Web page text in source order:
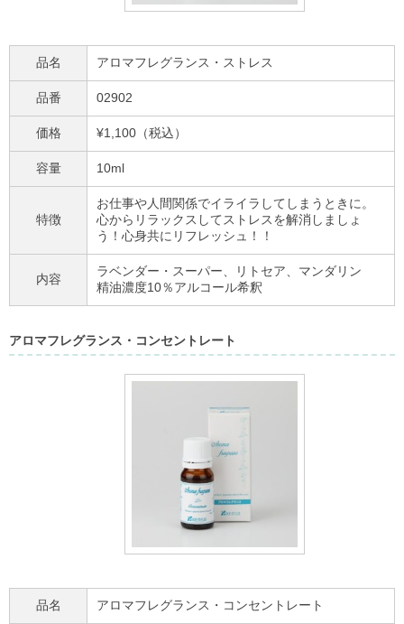
品名 アロマフレグランス・ストレス
品番 02902
価格 ¥1,100（税込）
容量 10ml
特徴
お仕事や人間関係でイライラしてしまうときに。
心からリラックスしてストレスを解消しましょ
う！心身共にリフレッシュ！！
内容
ラベンダー・スーパー、リトセア、マンダリン
精油濃度10％アルコール希釈
アロマフレグランス・コンセントレート
品名 アロマフレグランス・コンセントレート